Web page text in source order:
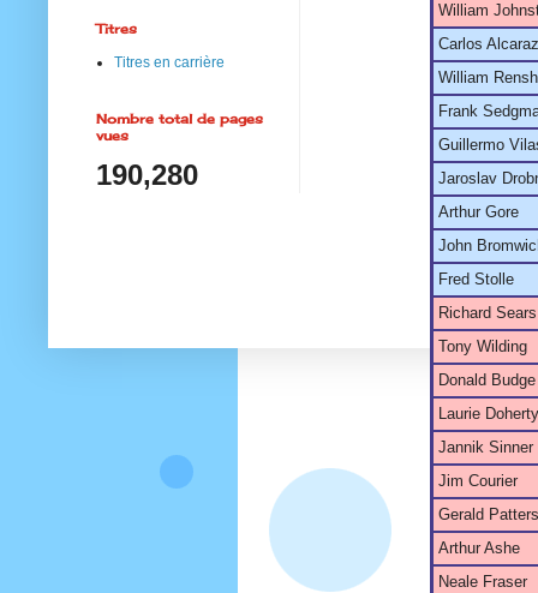
William
Carlos Alcaraz
William
Frank
Guillermo
Jaroslav
Arthur Gore
John
Fred Stolle
Richard Sears
Tony Wilding
Donald Budge
Laurie Doherty
Jannik Sinner
Jim Courier
Gerald
Arthur Ashe
Neale Fraser
Titres
Titres en carrière
Nombre total de pages
vues
190,280